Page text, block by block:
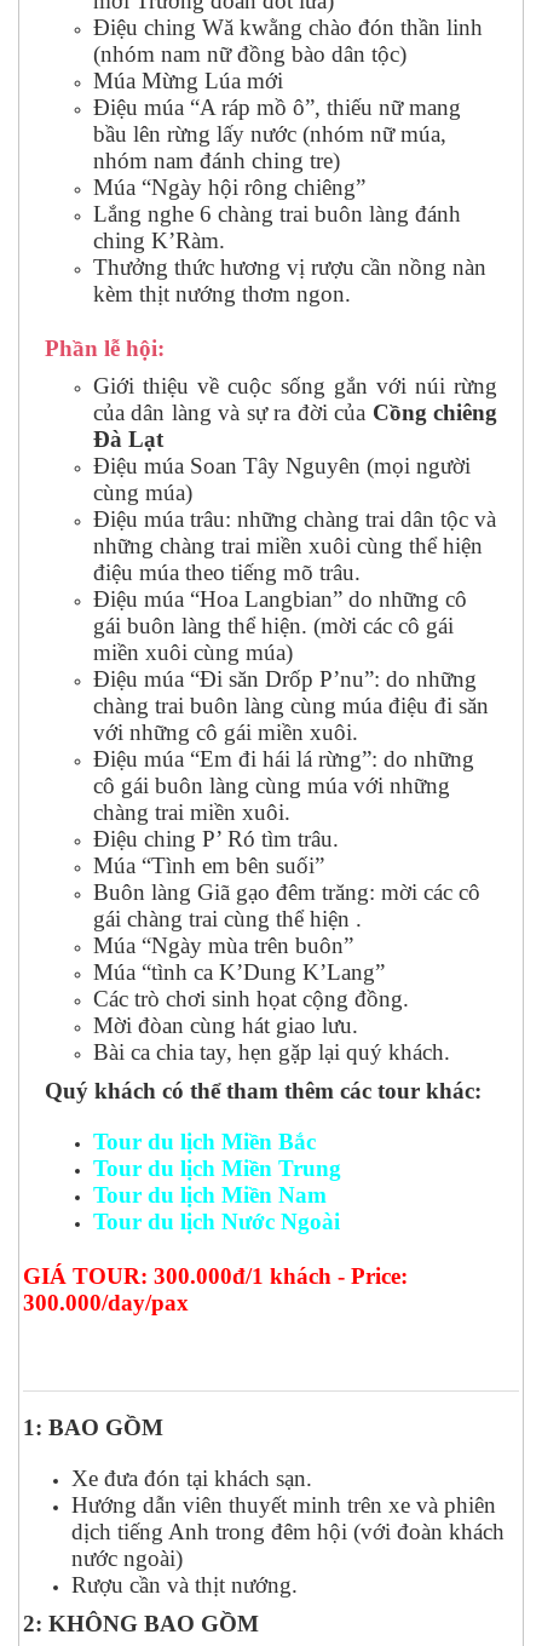
Điệu ching Wă kwằng chào đón thần linh
(nhóm nam nữ đồng bào dân tộc)
Múa Mừng Lúa mới
Điệu múa “A ráp mồ ô”, thiếu nữ mang
bầu lên rừng lấy nước (nhóm nữ múa,
nhóm nam đánh ching tre)
Múa “Ngày hội rông chiêng”
Lắng nghe 6 chàng trai buôn làng đánh
ching K’Ràm.
Thưởng thức hương vị rượu cần nồng nàn
kèm thịt nướng thơm ngon.
Phần lễ hội:
Giới thiệu về cuộc sống gắn với núi rừng
của dân làng và sự ra đời của Cồng chiêng
Đà Lạt
Điệu múa Soan Tây Nguyên (mọi người
cùng múa)
Điệu múa trâu: những chàng trai dân tộc và
những chàng trai miền xuôi cùng thể hiện
điệu múa theo tiếng mõ trâu.
Điệu múa “Hoa Langbian” do những cô
gái buôn làng thể hiện. (mời các cô gái
miền xuôi cùng múa)
Điệu múa “Đi săn Drốp P’nu”: do những
chàng trai buôn làng cùng múa điệu đi săn
với những cô gái miền xuôi.
Điệu múa “Em đi hái lá rừng”: do những
cô gái buôn làng cùng múa với những
chàng trai miền xuôi.
Điệu ching P’ Ró tìm trâu.
Múa “Tình em bên suối”
Buôn làng Giã gạo đêm trăng: mời các cô
gái chàng trai cùng thể hiện .
Múa “Ngày mùa trên buôn”
Múa “tình ca K’Dung K’Lang”
Các trò chơi sinh họat cộng đồng.
Mời đòan cùng hát giao lưu.
Bài ca chia tay, hẹn gặp lại quý khách.
Quý khách có thể tham thêm các tour khác:
Tour du lịch Miền Bắc
Tour du lịch Miền Trung
Tour du lịch Miền Nam
Tour du lịch Nước Ngoài
GIÁ TOUR: 300.000đ/1 khách - Price:
300.000/day/pax
1: BAO GỒM
Xe đưa đón tại khách sạn.
Hướng dẫn viên thuyết minh trên xe và phiên
dịch tiếng Anh trong đêm hội (với đoàn khách
nước ngoài)
Rượu cần và thịt nướng.
2: KHÔNG BAO GỒM